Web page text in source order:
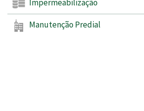
Impermeabilização
Manutenção Predial